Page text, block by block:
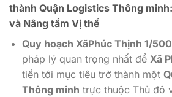
thành Quận Logistics Thông
và Nâng tầm Vị thế
Quy hoạch XãPhúc Thịnh 1/
pháp lý quan trọng nhất để Xã
tiến tới mục tiêu trở thành một
Thông minh trực thuộc Thủ đô